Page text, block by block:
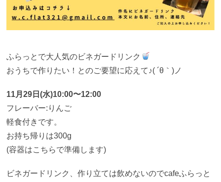
ふらっとで大人気のビネガードリンク
おうちで作りたい！とのご要望に応えて♪( ´θ｀)ノ
11月29日(水)10:00〜12:00
フレーバー:りんご
軽食付きです。
お持ち帰りは300g
(容器はこちらで準備します)
ビネガードリンク、作り立ては飲めないのでcafeふらっと